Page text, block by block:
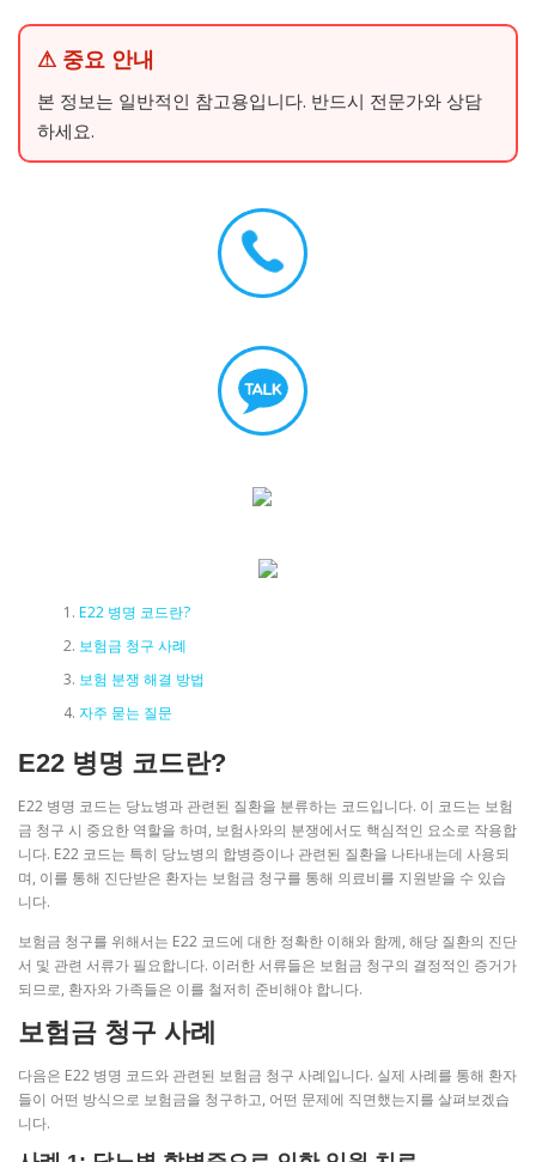
⚠ 중요 안내
본 정보는 일반적인 참고용입니다. 반드시 전문가와 상담
하세요.
E22 병명 코드란?
보험금 청구 사례
보험 분쟁 해결 방법
자주 묻는 질문
E22 병명 코드란?
E22 병명 코드는 당뇨병과 관련된 질환을 분류하는 코드입니다. 이 코드는 보험
금 청구 시 중요한 역할을 하며, 보험사와의 분쟁에서도 핵심적인 요소로 작용합
니다. E22 코드는 특히 당뇨병의 합병증이나 관련된 질환을 나타내는데 사용되
며, 이를 통해 진단받은 환자는 보험금 청구를 통해 의료비를 지원받을 수 있습
니다.
보험금 청구를 위해서는 E22 코드에 대한 정확한 이해와 함께, 해당 질환의 진단
서 및 관련 서류가 필요합니다. 이러한 서류들은 보험금 청구의 결정적인 증거가
되므로, 환자와 가족들은 이를 철저히 준비해야 합니다.
보험금 청구 사례
다음은 E22 병명 코드와 관련된 보험금 청구 사례입니다. 실제 사례를 통해 환자
들이 어떤 방식으로 보험금을 청구하고, 어떤 문제에 직면했는지를 살펴보겠습
니다.